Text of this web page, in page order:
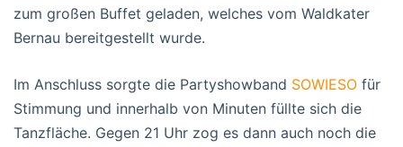
zum großen Buffet geladen, welches vom Waldkater
Bernau bereitgestellt wurde.
Im Anschluss sorgte die Partyshowband SOWIESO für
Stimmung und innerhalb von Minuten füllte sich die
Tanzfläche. Gegen 21 Uhr zog es dann auch noch die